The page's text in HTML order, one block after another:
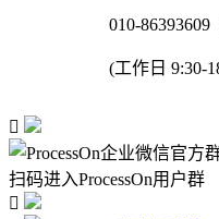
010-86393609
(工作日 9:30-

扫码进入ProcessOn用户群
